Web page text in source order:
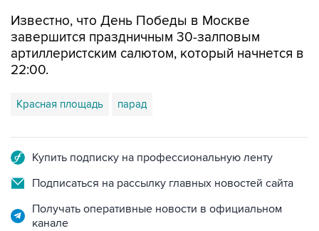
Известно, что День Победы в Москве
завершится праздничным 30-залповым
артиллеристским салютом, который начнется в
22:00.
Красная площадь парад
Купить подписку на профессиональную ленту
Подписаться на рассылку главных новостей сайта
Получать оперативные новости в официальном
канале